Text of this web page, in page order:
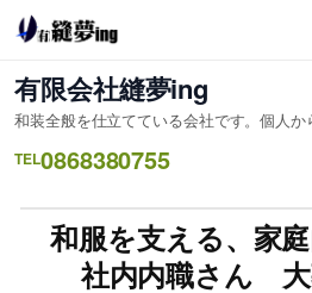
有限会社縫夢ing
和装全般を仕立てている会社です。個人か
TEL0868380755
和服を支える、家
社内内職さん 大